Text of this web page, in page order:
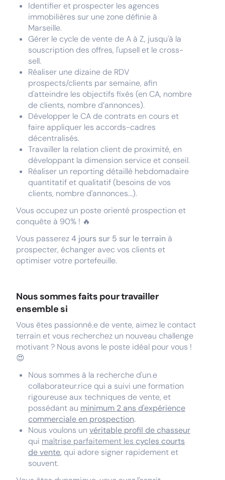
Identifier et prospecter les agences
immobilières sur une zone définie à
Marseille.
Gérer le cycle de vente de A à Z, jusqu'à la
souscription des offres, l'upsell et le cross-
sell.
Réaliser une dizaine de RDV
prospects/clients par semaine, afin
d'atteindre les objectifs fixés (en CA, nombre
de clients, nombre d’annonces).
Développer le CA de contrats en cours et
faire appliquer les accords-cadres
décentralisés.
Travailler la relation client de proximité, en
développant la dimension service et conseil.
Réaliser un reporting détaillé hebdomadaire
quantitatif et qualitatif (besoins de vos
clients, nombre d'annonces...).
Vous occupez un poste orienté prospection et
conquête à 90% ! 🔥
Vous passerez4 jours sur 5 sur le terrain à
prospecter, échanger avec vos clients et
optimiser votre portefeuille.
Nous sommes faits pour travailler
ensemble si
Vous êtes passionné.e de vente, aimez le contact
terrain et vous recherchez un nouveau challenge
motivant ? Nous avons le poste idéal pour vous !
😍
Nous sommes à la recherche d'un.e
collaborateur.rice qui a suivi une formation
rigoureuse aux techniques de vente, et
possédant au minimum 2 ans d'expérience
commerciale en prospection.
Nous voulons un véritable profil de chasseur
qui maîtrise parfaitement les cycles courts
de vente, qui adore signer rapidement et
souvent.